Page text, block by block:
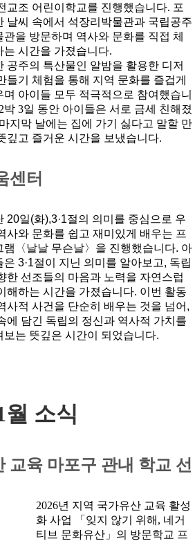
교조 어린이학교를 진행했습니다. 포
날씨 속에서 석장리박물관과 국립공주
관을 방문하며 역사와 문화를 직접 체
는 시간을 가졌습니다.
공주의 특산물인 알밤을 활용한 디저
들기 체험을 통해 지역 문화를 즐겁게
며 아이들 모두 적극적으로 참여했습니
박 3일 동안 아이들은 서로 금세 친해졌
지막 날에는 집에 가기 싫다고 말할 만
깊고 즐거운 시간을 보냈습니다.
센터
20일(화),3·1절의 의미를 중심으로 우
사와 문화를 쉽고 재미있게 배우는 프
램〈날날 무슨날〉을 진행했습니다. 아
은 3·1절이 지닌 의미를 알아보고, 독립
한 선조들의 마음과 노력을 자연스럽
해하는 시간을 가졌습니다. 이번 활동
사적 사건을 단순히 배우는 것을 넘어,
에 담긴 독립의 정신과 역사적 가치를
보는 뜻깊은 시간이 되었습니다.
월 소식
교육 마포구 관내 학교 선
2026년 지역 국가유산 교육 활성
화 사업 「잊지 않기 위해, 네거
티브 문화유산」의 방문학교 프